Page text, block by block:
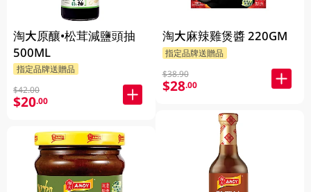
淘大原釀•松茸減鹽頭抽
500ML
指定品牌送贈品
$42.00
$20.00
淘大麻辣雞煲醬 220GM
指定品牌送贈品
$38.90
$28.00